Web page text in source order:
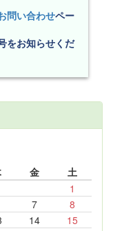
問い合わせペー
をお知らせくだ
金
土
1
7
8
14
15